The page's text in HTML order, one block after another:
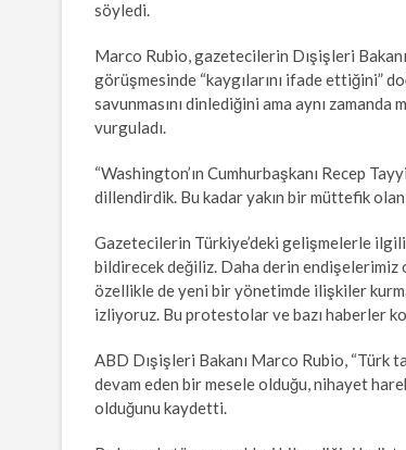
söyledi.
Marco Rubio, gazetecilerin Dışişleri
görüşmesinde “kaygılarını ifade ettiğini”
savunmasını dinlediğini ama aynı
vurguladı.
“Washington’ın Cumhurbaşkanı Recep
dillendirdik. Bu kadar yakın bir müttefik
Gazetecilerin Türkiye’deki gelişmelerle ilgili
bildirecek değiliz. Daha derin endişelerimiz
özellikle de yeni bir yönetimde ilişkiler
izliyoruz. Bu protestolar ve bazı haberler
ABD Dışişleri Bakanı Marco Rubio, “Türk
devam eden bir mesele olduğu, nihayet
olduğunu kaydetti.